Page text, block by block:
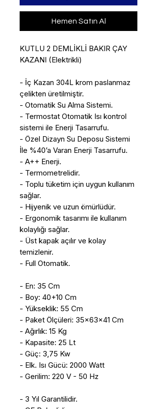
Hemen Satın Al
KUTLU 2 DEMLİKLİ BAKIR ÇAY
KAZANI (Elektrikli)
- İç Kazan 304L krom paslanmaz
çelikten üretilmiştir.
- Otomatik Su Alma Sistemi.
- Termostat Otomatik Isı kontrol
sistemi ile Enerji Tasarrufu.
- Özel Dizayn Su Deposu Sistemi
İle %40’a Varan Enerji Tasarrufu.
- A++ Enerji.
- Termometrelidir.
- Toplu tüketim için uygun kullanım
sağlar.
- Hijyenik ve uzun ömürlüdür.
- Ergonomik tasarımı ile kullanım
kolaylığı sağlar.
- Üst kapak açılır ve kolay
temizlenir.
- Full Otomatik.
- En: 35 Cm
- Boy: 40+10 Cm
- Yükseklik: 55 Cm
- Paket Ölçüleri: 35x63x41 Cm
- Ağırlık: 15 Kg
- Kapasite: 25 Lt
- Güç: 3,75 Kw
- Elk. Isı Gücü: 2000 Watt
- Gerilim: 220 V - 50 Hz
- 3 Yıl Garantilidir.